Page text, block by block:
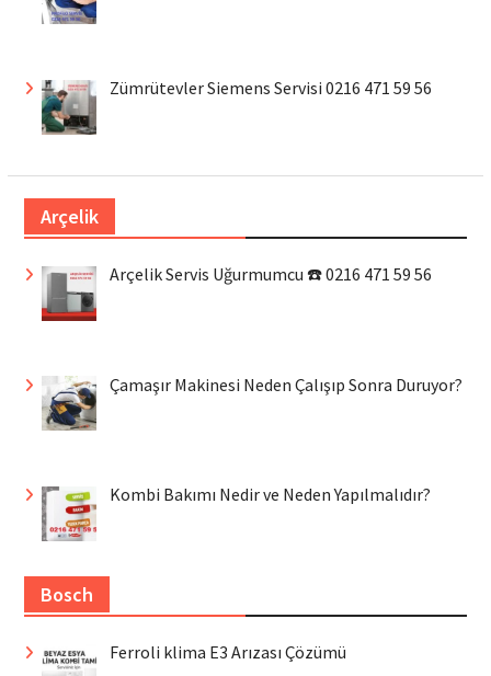
Zümrütevler Siemens Servisi 0216 471 59 56
Arçelik
Arçelik Servis Uğurmumcu ☎️ 0216 471 59 56
Çamaşır Makinesi Neden Çalışıp Sonra Duruyor?
Kombi Bakımı Nedir ve Neden Yapılmalıdır?
Bosch
Ferroli klima E3 Arızası Çözümü